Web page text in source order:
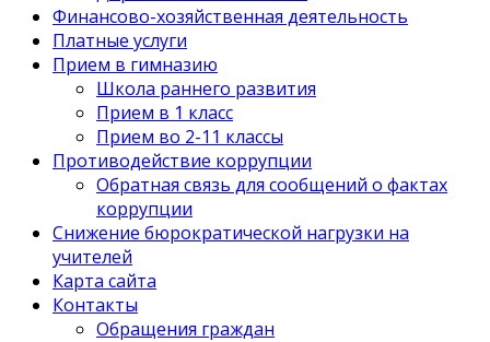
Финансово-хозяйственная деятельность
Платные услуги
Прием в гимназию
Школа раннего развития
Прием в 1 класс
Прием во 2-11 классы
Противодействие коррупции
Обратная связь для сообщений о фактах
коррупции
Снижение бюрократической нагрузки на
учителей
Карта сайта
Контакты
Обращения граждан